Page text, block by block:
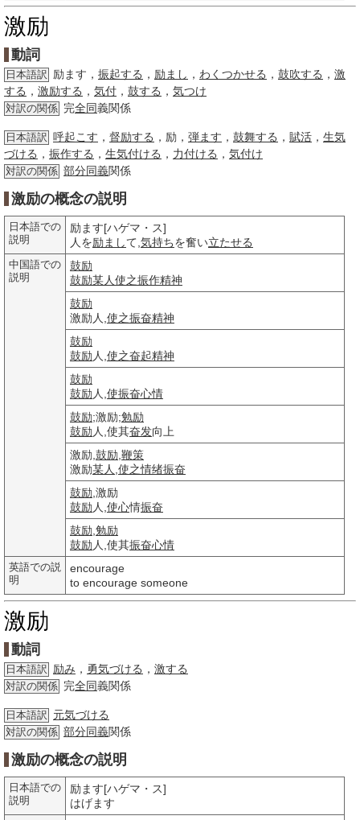
激励
動詞
日本語訳 励ます， 振起する ， 励まし ， わくつかせる ， 鼓吹する ， 激
する ， 激励する ， 気付 ， 鼓する ， 気つけ
対訳の関係 完全同義関係
日本語訳 呼起こす ， 督励する ，励， 弾ます ， 鼓舞する ， 賦活 ， 生気
づける ， 振作する ， 生気付ける ， 力付ける ， 気付け
対訳の関係 部分同義関係
激励の概念の説明
日本語での
説明
励ます[ハゲマ・ス]
人を励まして, 気持ちを奮い立たせる
中国語での
説明
鼓励
鼓励某人使之振作精神
鼓励
激励人, 使之振奋精神
鼓励
鼓励 人, 使之奋起精神
鼓励
鼓励 人, 使振奋心情
鼓励;激励;勉励
鼓励 人,使其奋发向上
激励, 鼓励 鞭策
激励某人 使之情绪振奋
鼓励 ,激励
鼓励 人, 使心情振奋
鼓励 勉励
鼓励 人,使其振奋心情
英語での説
明
encourage
to encourage someone
激励
動詞
日本語訳 励み ， 勇気づける ， 激する
対訳の関係 完全同義関係
日本語訳 元気づける
対訳の関係 部分同義関係
激励の概念の説明
日本語での
説明
励ます[ハゲマ・ス]
はげます